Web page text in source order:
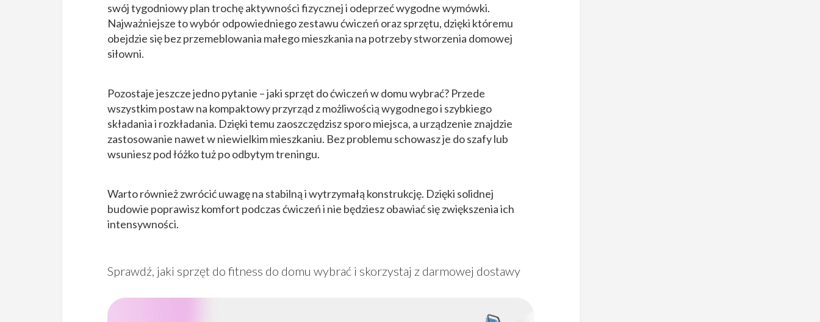
swój tygodniowy plan trochę aktywności fizycznej i odeprzeć wygodne wymówki.
Najważniejsze to wybór odpowiedniego zestawu ćwiczeń oraz sprzętu, dzięki któremu
obejdzie się bez przemeblowania małego mieszkania na potrzeby stworzenia domowej
siłowni.
Pozostaje jeszcze jedno pytanie – jaki sprzęt do ćwiczeń w domu wybrać? Przede
wszystkim postaw na kompaktowy przyrząd z możliwością wygodnego i szybkiego
składania i rozkładania. Dzięki temu zaoszczędzisz sporo miejsca, a urządzenie znajdzie
zastosowanie nawet w niewielkim mieszkaniu. Bez problemu schowasz je do szafy lub
wsuniesz pod łóżko tuż po odbytym treningu.
Warto również zwrócić uwagę na stabilną i wytrzymałą konstrukcję. Dzięki solidnej
budowie poprawisz komfort podczas ćwiczeń i nie będziesz obawiać się zwiększenia ich
intensywności.
Sprawdź, jaki sprzęt do fitness do domu wybrać i skorzystaj z darmowej dostawy